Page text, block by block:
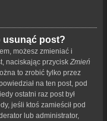
usunąć post?
możesz zmieniać i
naciskając przycisk Zmień
to zrobić tylko przez
na ten post, pod
ostatni raz post był
jeśli ktoś zamieścił pod
lub administrator,